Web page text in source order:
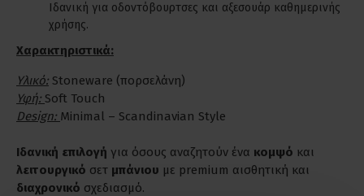
Ιδανική για οδοντόβουρτσες και αξεσουάρ καθημερινής
χρήσης.
Χαρακτηριστικά:
Υλικό: Stoneware (πορσελάνη)
Υφή: Soft Touch
Design: Minimal – Scandinavian Style
Ιδανική επιλογή για όσους αναζητούν ένα κομψό και
λειτουργικό σετ μπάνιου με premium αισθητική και
διαχρονικό σχεδιασμό.